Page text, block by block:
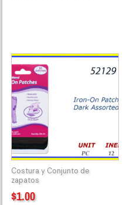
Costura y Conjunto de
zapatos
$1.00
-
IRON
PATCH
DARK
ASSORTED
quantity